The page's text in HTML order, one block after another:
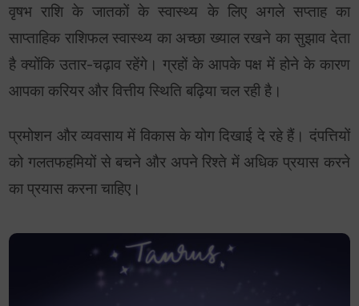
वृषभ राशि के जातकों के स्वास्थ्य के लिए अगले सप्ताह का
साप्ताहिक राशिफल स्वास्थ्य का अच्छा ख्याल रखने का सुझाव देता
है क्योंकि उतार-चढ़ाव रहेंगे। ग्रहों के आपके पक्ष में होने के कारण
आपका करियर और वित्तीय स्थिति बढ़िया चल रही है।
प्रमोशन और व्यवसाय में विकास के योग दिखाई दे रहे हैं। दंपत्तियों
को गलतफहमियों से बचने और अपने रिश्ते में अधिक प्रयास करने
का प्रयास करना चाहिए।